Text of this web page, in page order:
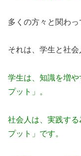
多くの方々と関わっ
それは、学生と社会
学生は、知識を増
プット」。
社会人は、実践す
プット」です。